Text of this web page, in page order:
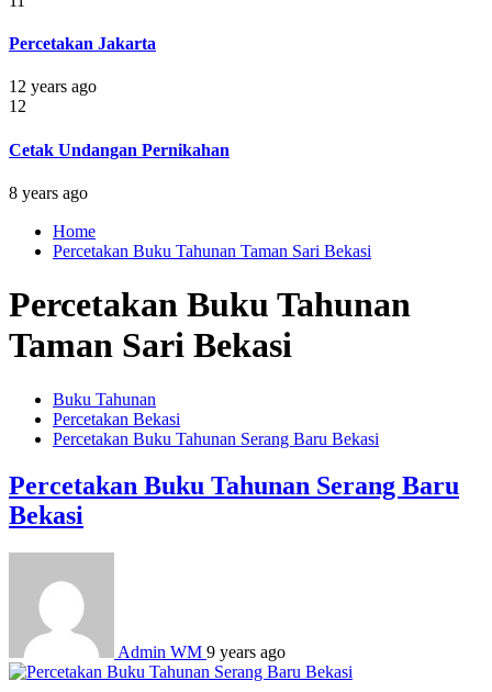
Percetakan Jakarta
12 years ago
12
Cetak Undangan Pernikahan
8 years ago
Home
Percetakan Buku Tahunan Taman Sari Bekasi
Percetakan Buku Tahunan
Taman Sari Bekasi
Buku Tahunan
Percetakan Bekasi
Percetakan Buku Tahunan Serang Baru Bekasi
Percetakan Buku Tahunan Serang Baru
Bekasi
Admin WM 9 years ago